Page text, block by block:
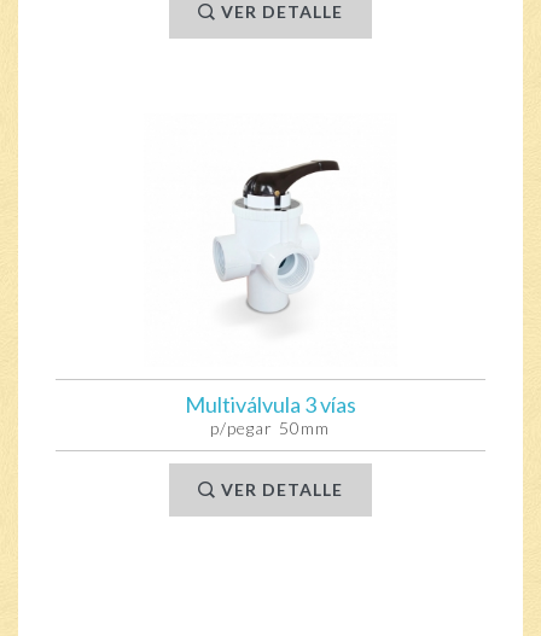
VER DETALLE
Multiválvula 3 vías
p/pegar 50mm
VER DETALLE